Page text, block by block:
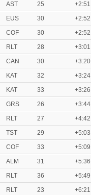
AST 25
+2:51
EUS 30
+2:52
COF 30
+2:52
RLT 28
+3:01
CAN 30
+3:20
KAT 32
+3:24
KAT 33
+3:26
GRS 26
+3:44
RLT 27
+4:42
TST 29
+5:03
COF 33
+5:09
ALM 31
+5:36
RLT 36
+5:49
RLT 23
+6:21